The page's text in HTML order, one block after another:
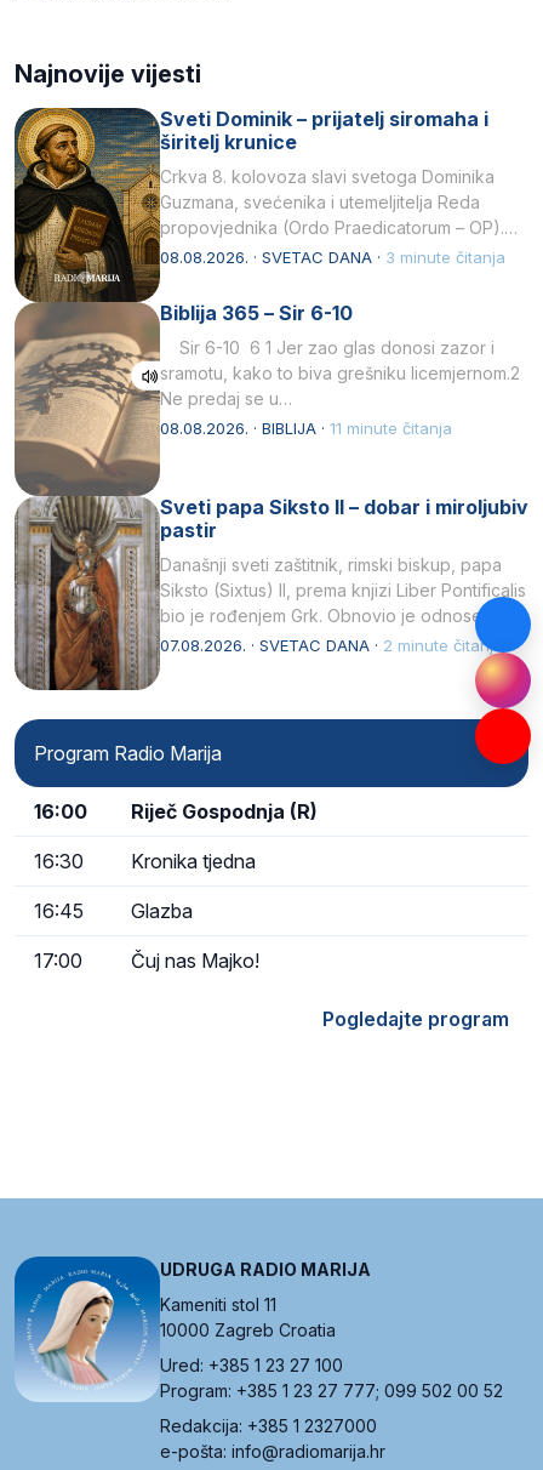
Najnovije vijesti
Sveti Dominik – prijatelj siromaha i
širitelj krunice
Crkva 8. kolovoza slavi svetoga Dominika
Guzmana, svećenika i utemeljitelja Reda
propovjednika (Ordo Praedicatorum – OP).
Svojim životom, dubokom ljubavlju prema
08.08.2026. · SVETAC DANA · 3 minute čitanja
Biblija 365 – Sir 6-10
Sir 6-10 6 1 Jer zao glas donosi zazor i
sramotu, kako to biva grešniku licemjernom.2
Ne predaj se u…
08.08.2026. · BIBLIJA · 11 minute čitanja
Sveti papa Siksto II – dobar i miroljubiv
pastir
Današnji sveti zaštitnik, rimski biskup, papa
Siksto (Sixtus) II, prema knjizi Liber Pontificalis
bio je rođenjem Grk. Obnovio je odnose s
afričkim…
07.08.2026. · SVETAC DANA · 2 minute čitanja
Program Radio Marija
16:00 Riječ Gospodnja (R)
16:30 Kronika tjedna
16:45 Glazba
17:00 Čuj nas Majko!
Pogledajte program
UDRUGA RADIO MARIJA
Kameniti stol 11
10000 Zagreb Croatia
Ured: +385 1 23 27 100
Program: +385 1 23 27 777; 099 502 00 52
Redakcija: +385 1 2327000
e-pošta: info@radiomarija.hr